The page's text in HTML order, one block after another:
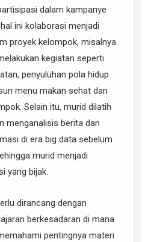
dalam kampanye
ini kolaborasi menjadi
proyek kelompok, misalnya
kegiatan seperti
penyuluhan pola hidup
menu makan sehat dan
Selain itu, murid dilatih
menganalisis berita dan
di era big data sebelum
murid menjadi
yang bijak.
dirancang dengan
berkesadaran di mana
pentingnya materi